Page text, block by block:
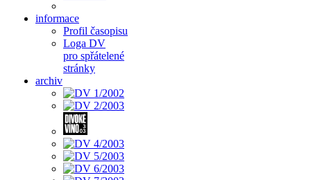
informace
Profil časopisu
Loga DV
pro spřátelené
stránky
archiv